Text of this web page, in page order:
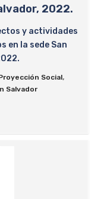
2022.
y actividades
en la sede San
Social,
Salvador